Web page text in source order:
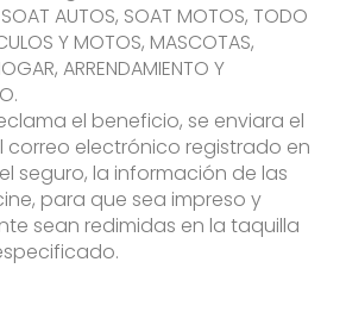
AUTOS, SOAT MOTOS, TODO
Y MOTOS, MASCOTAS,
ARRENDAMIENTO Y
el beneficio, se enviara el
correo electrónico registrado en
seguro, la información de las
para que sea impreso y
sean redimidas en la taquilla